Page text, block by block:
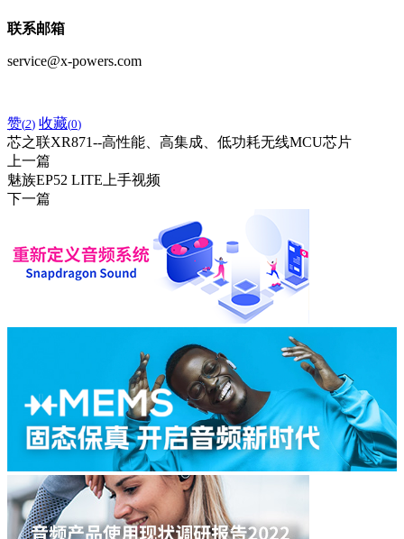
联系邮箱
service@x-powers.com
赞(2) 收藏(0)
芯之联XR871--高性能、高集成、低功耗无线MCU芯片
上一篇
魅族EP52 LITE上手视频
下一篇